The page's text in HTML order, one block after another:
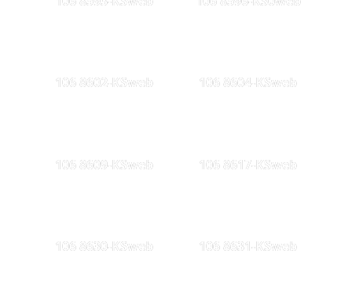
106 8602-KSweb 106 8604-KSweb
106 8609-KSweb 106 8617-KSweb
106 8630-KSweb 106 8631-KSweb